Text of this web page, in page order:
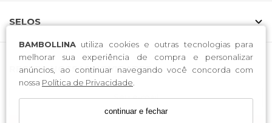
BAMBOLLINA utiliza cookies e outras tecnologias para
melhorar sua experiência de compra e personalizar
anúncios, ao continuar navegando você concorda com
nossa Política de Privacidade.
continuar e fechar
SELOS
RECEBA NOSSAS NOVIDADES